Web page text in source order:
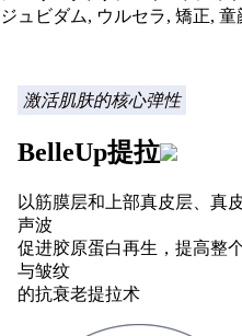
激活肌肤的核心弹性
BelleUp提拉
以筋膜层和上部真皮层、真
声波
促进胶原蛋白再生，提高整
与皱纹
的抗衰老提拉术